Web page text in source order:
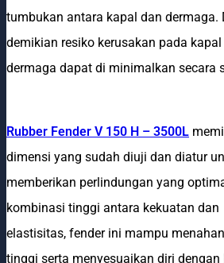
tumbukan antara kapal dan dermaga.
demikian resiko kerusakan pada kapal
dermaga dapat di minimalkan secara
Rubber Fender V 150 H – 3500L
dimensi yang sudah diuji dan diatur
memberikan perlindungan yang
kombinasi tinggi antara kekuatan dan
elastisitas, fender ini mampu
tinggi serta menyesuaikan diri dengan